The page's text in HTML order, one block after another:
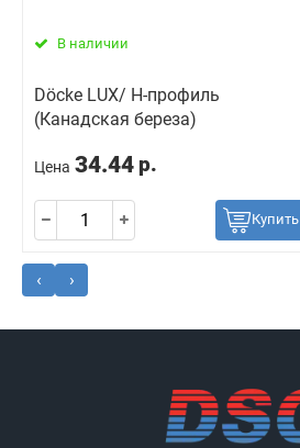
В наличии
Döcke LUX/ Н-профиль
(Канадская береза)
Цена 34.44 р.
Купить
‹ ›